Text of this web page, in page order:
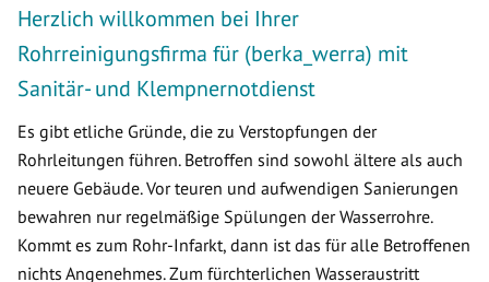
Herzlich willkommen bei Ihrer
Rohrreinigungsfirma für (berka_werra) mit
Sanitär- und Klempnernotdienst
Es gibt etliche Gründe, die zu Verstopfungen der
Rohrleitungen führen. Betroffen sind sowohl ältere als auch
neuere Gebäude. Vor teuren und aufwendigen Sanierungen
bewahren nur regelmäßige Spülungen der Wasserrohre.
Kommt es zum Rohr-Infarkt, dann ist das für alle Betroffenen
nichts Angenehmes. Zum fürchterlichen Wasseraustritt